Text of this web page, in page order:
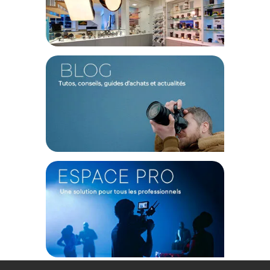
80mm + 70-135mm T2.9 monture Sony E blanc objectif
Caractéristiques Objectif Catta Zoom FF 35-80 mm :
Type d'objectif : Zoom Plein Format
Zoom Optique : 2.3 X
Distance Focale : 80 mm
Focus : Manuel
Distance de Mise au Point : 0.74 m
Cercle d'image : 43.5 mm
Rotation de la Mise au Point : 240°
Rotation de l'Iris : 75°
Matériaux : PC + GF
Couleur : Blanc / White
Dimensions : 214.4 x 80 mm Ø
Poids : 1.53 Kg